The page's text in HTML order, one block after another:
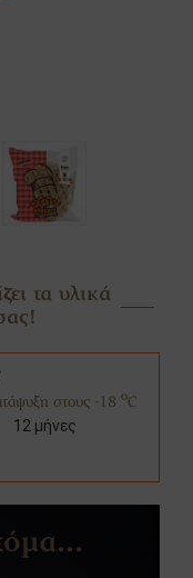
τα υλικά
στους -18 oC
12 μήνες